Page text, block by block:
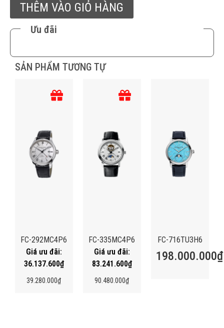
THÊM VÀO GIỎ HÀNG
Ưu đãi
SẢN PHẨM TƯƠNG TỰ
FC-292MC4P6
39.280.000₫
36.137.600₫
FC-335MC4P6
90.480.000₫
83.241.600₫
FC-716TU3H6
198.000.000₫